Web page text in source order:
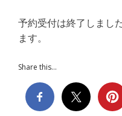
予約受付は終了しまし
ます。
Share this...